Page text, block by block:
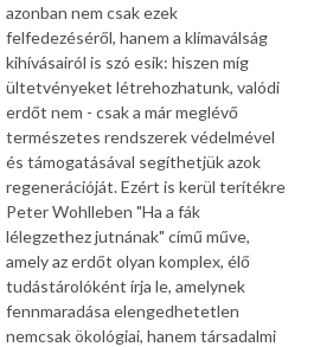
azonban nem csak ezek
felfedezéséről, hanem a klímaválság
kihívásairól is szó esik: hiszen míg
ültetvényeket létrehozhatunk, valódi
erdőt nem - csak a már meglévő
természetes rendszerek védelmével
és támogatásával segíthetjük azok
regenerációját. Ezért is kerül terítékre
Peter Wohlleben "Ha a fák
lélegzethez jutnának" című műve,
amely az erdőt olyan komplex, élő
tudástárolóként írja le, amelynek
fennmaradása elengedhetetlen
nemcsak ökológiai, hanem társadalmi